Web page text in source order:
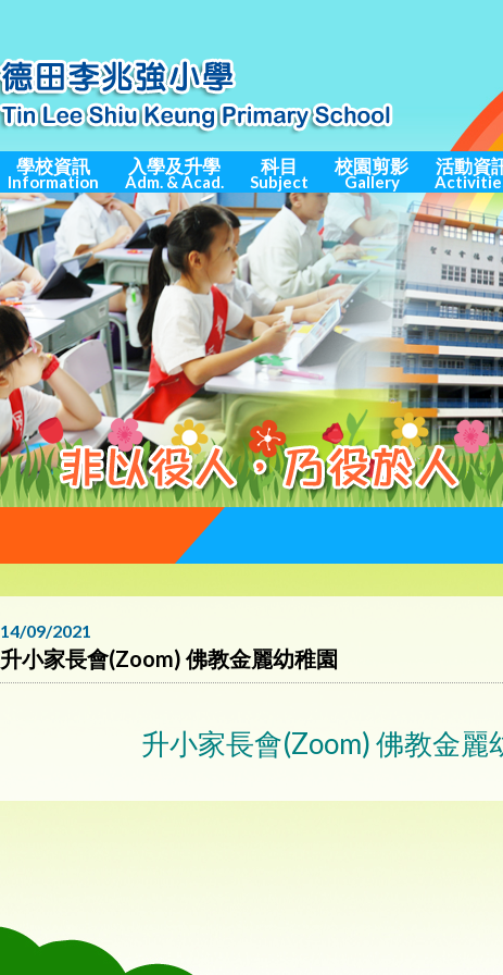
學校資訊
Information
入學及升學
Adm. & Acad.
科目
Subject
校園剪影
Gallery
活動資
14/09/2021
升小家長會(Zoom) 佛教金麗幼稚園
升小家長會(Zoom) 佛教金麗